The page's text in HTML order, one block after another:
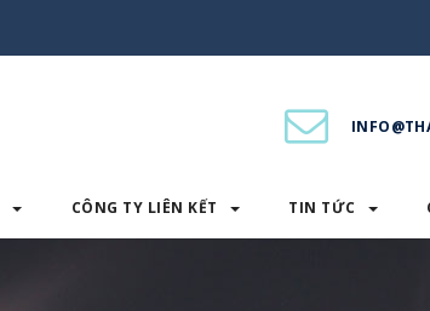
CÔNG TY LIÊN KẾT TIN TỨC